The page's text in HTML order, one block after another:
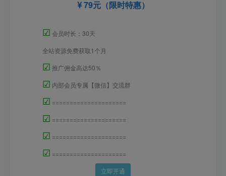
79元（限时特惠）
☑ 会员时长：30天
全站资源免费获取1个月
☑ 推广佣金高达50％
☑ 内部会员专属【微信】交流群
☑ =====================
☑ =====================
☑ =====================
☑ =====================
立即开通